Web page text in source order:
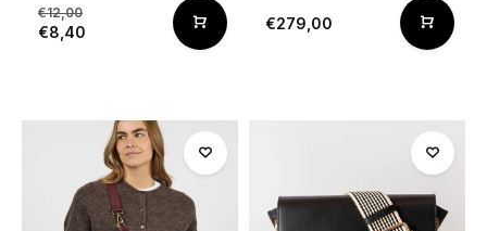
€12,00
€8,40 €279,00